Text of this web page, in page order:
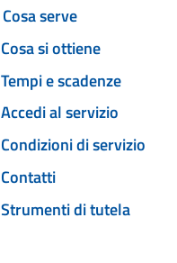
Cosa serve
Cosa si ottiene
Tempi e scadenze
Accedi al servizio
Condizioni di servizio
Contatti
Strumenti di tutela